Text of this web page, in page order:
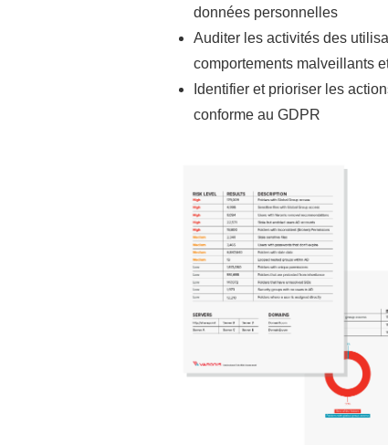
données personnelles
Auditer les activités des
comportements malveillants
Identifier et prioriser les
conforme au GDPR